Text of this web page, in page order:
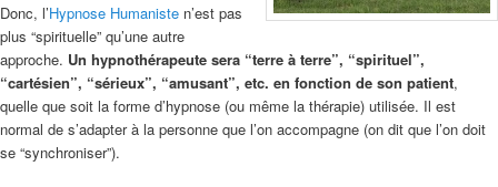
Donc, l’Hypnose Humaniste n’est pas
plus “spirituelle” qu’une autre
approche. Un hypnothérapeute sera “terre à terre”, “spirituel”,
“cartésien”, “sérieux”, “amusant”, etc. en fonction de son patient,
quelle que soit la forme d’hypnose (ou même la thérapie) utilisée. Il est
normal de s’adapter à la personne que l’on accompagne (on dit que l’on doit
se “synchroniser”).